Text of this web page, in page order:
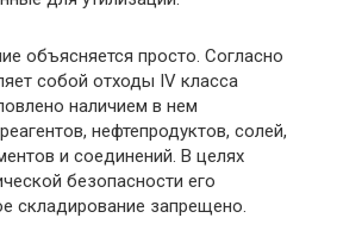
объясняется просто. Согласно
собой отходы IV класса
наличием в нем
нефтепродуктов, солей,
и соединений. В целях
безопасности его
складирование запрещено.